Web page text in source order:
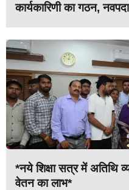
कार्यकारिणी का गठन,
*नये शिक्षा सत्र में अतिथि
वेतन का लाभ*